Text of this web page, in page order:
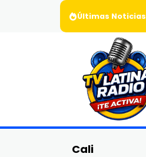
Últimas Noticias
Cali